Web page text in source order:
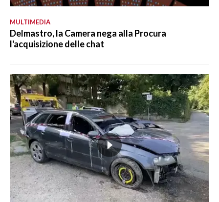
MULTIMEDIA
Delmastro, la Camera nega alla Procura
l'acquisizione delle chat